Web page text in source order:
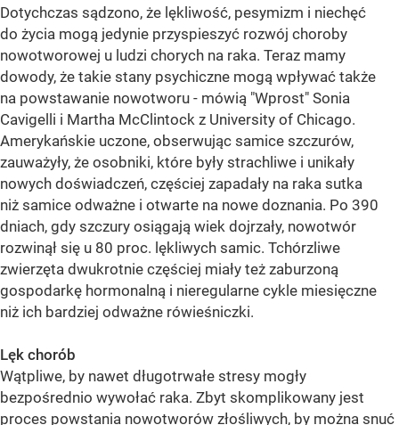
Dotychczas sądzono, że lękliwość, pesymizm i niechęć
do życia mogą jedynie przyspieszyć rozwój choroby
nowotworowej u ludzi chorych na raka. Teraz mamy
dowody, że takie stany psychiczne mogą wpływać także
na powstawanie nowotworu - mówią "Wprost" Sonia
Cavigelli i Martha McClintock z University of Chicago.
Amerykańskie uczone, obserwując samice szczurów,
zauważyły, że osobniki, które były strachliwe i unikały
nowych doświadczeń, częściej zapadały na raka sutka
niż samice odważne i otwarte na nowe doznania. Po 390
dniach, gdy szczury osiągają wiek dojrzały, nowotwór
rozwinął się u 80 proc. lękliwych samic. Tchórzliwe
zwierzęta dwukrotnie częściej miały też zaburzoną
gospodarkę hormonalną i nieregularne cykle miesięczne
niż ich bardziej odważne rówieśniczki.
Lęk chorób
Wątpliwe, by nawet długotrwałe stresy mogły
bezpośrednio wywołać raka. Zbyt skomplikowany jest
proces powstania nowotworów złośliwych, by można snuć